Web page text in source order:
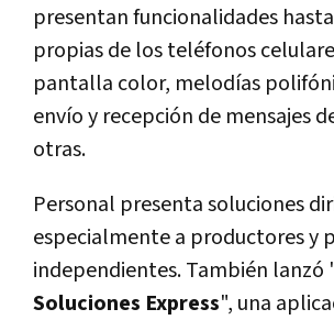
presentan funcionalidades
propias de los teléfonos
pantalla color, melodí­as
enví­o y recepción de mensajes
otras.
Personal presenta soluciones
especialmente a productores y
independientes. También lanzó
Soluciones Express", una